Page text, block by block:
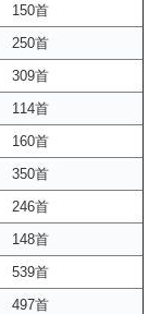
150首
250首
309首
114首
160首
350首
246首
148首
539首
497首